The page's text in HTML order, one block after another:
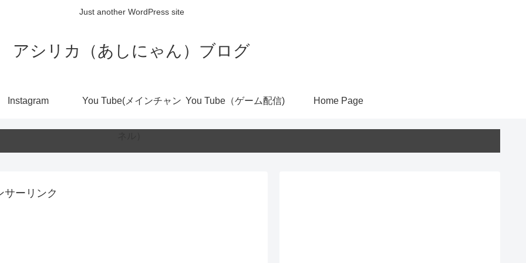
Just another WordPress site
アシリカ（あしにゃん）ブログ
Instagram You Tube(メインチャン You Tube（ゲーム配信) Home Page
サーリンク